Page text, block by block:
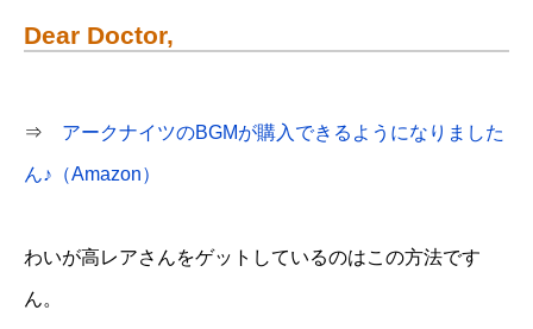
Dear Doctor,
⇒ アークナイツのBGMが購入できるようになりました
ん♪（Amazon）
わいが高レアさんをゲットしているのはこの方法です
ん。